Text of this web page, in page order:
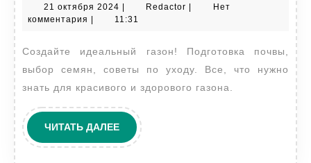
от
подготовки
почвы
до
посева
21 октября 2024 21
октября
| Redactor Redactor
|
Нет
комментария | 11:31
Создайте идеальный газон! Подготовка почвы,
выбор семян, советы по уходу. Все, что нужно
знать для красивого и здорового газона.
ЧИТАТЬ ДАЛЕЕЧИТАТЬ
ДАЛЕЕ